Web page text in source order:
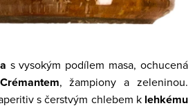
s vysokým podílem masa, ochucená
, žampiony a zeleninou.
s čerstvým chlebem k lehkému